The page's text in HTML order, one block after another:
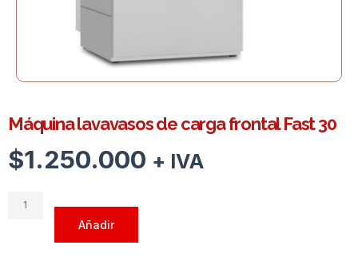
Máquina lavavasos de carga frontal Fast 30
$1.250.000 + IVA
Máquina
Añadir